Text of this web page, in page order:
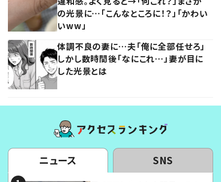
の光景に…「こんなところに！？」「かわい
いww」
体調不良の妻に…夫「俺に全部任せろ」
しかし数時間後「なにこれ…」妻が目に
した光景とは
ニュース SNS